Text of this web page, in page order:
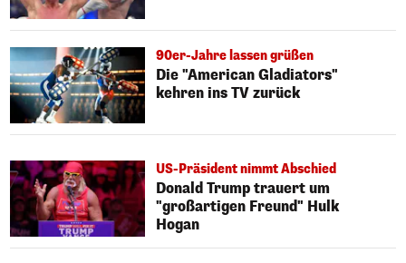
90er-Jahre lassen grüßen
Die "American Gladiators"
kehren ins TV zurück
US-Präsident nimmt Abschied
Donald Trump trauert um
"großartigen Freund" Hulk
Hogan